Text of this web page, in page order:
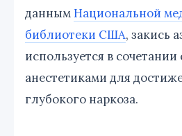
даннымНациональной
библиотеки США, закись
используется в
анестетиками для
глубокого наркоза.